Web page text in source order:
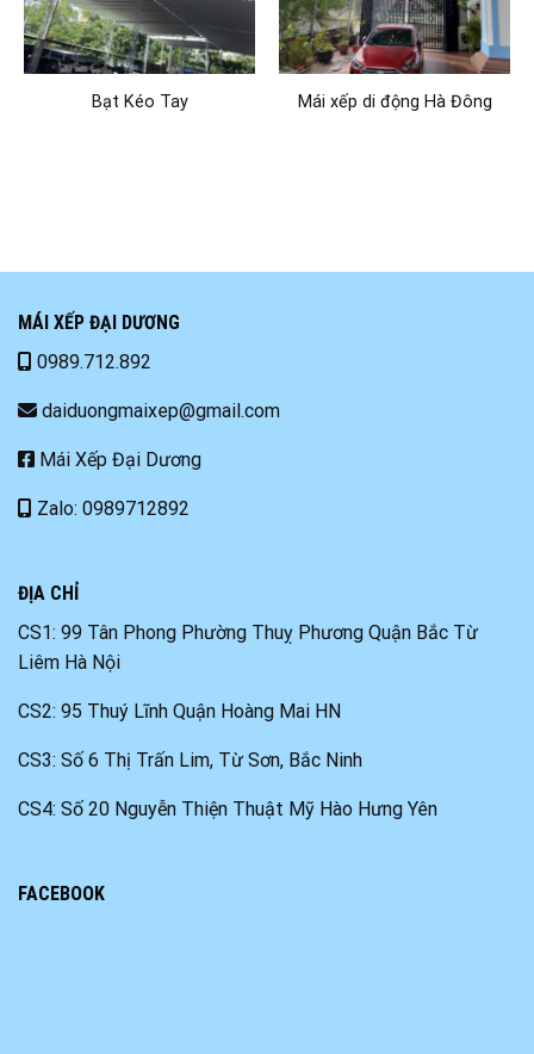
Bạt Kéo Tay Mái xếp di động Hà Đông
MÁI XẾP ĐẠI DƯƠNG
0989.712.892
daiduongmaixep@gmail.com
Mái Xếp Đại Dương
Zalo: 0989712892
ĐỊA CHỈ
CS1: 99 Tân Phong Phường Thuỵ Phương Quận Bắc Từ
Liêm Hà Nội
CS2: 95 Thuý Lĩnh Quận Hoàng Mai HN
CS3: Số 6 Thị Trấn Lim, Từ Sơn, Bắc Ninh
CS4: Số 20 Nguyễn Thiện Thuật Mỹ Hào Hưng Yên
FACEBOOK